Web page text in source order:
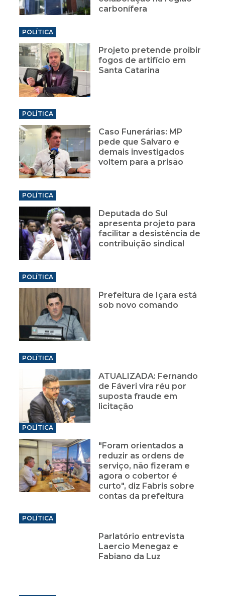
carbonífera
POLÍTICA
Projeto pretende proibir
fogos de artifício em
Santa Catarina
POLÍTICA
Caso Funerárias: MP
pede que Salvaro e
demais investigados
voltem para a prisão
POLÍTICA
Deputada do Sul
apresenta projeto para
facilitar a desistência de
contribuição sindical
POLÍTICA
Prefeitura de Içara está
sob novo comando
POLÍTICA
ATUALIZADA: Fernando
de Fáveri vira réu por
suposta fraude em
licitação
POLÍTICA
"Foram orientados a
reduzir as ordens de
serviço, não fizeram e
agora o cobertor é
curto", diz Fabris sobre
contas da prefeitura
POLÍTICA
Parlatório entrevista
Laercio Menegaz e
Fabiano da Luz